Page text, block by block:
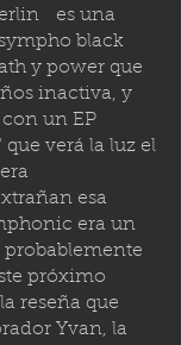
es una
black
y power que
inactiva, y
un EP
que verá la luz el
esa
era un
próximo
reseña que
Yvan, la